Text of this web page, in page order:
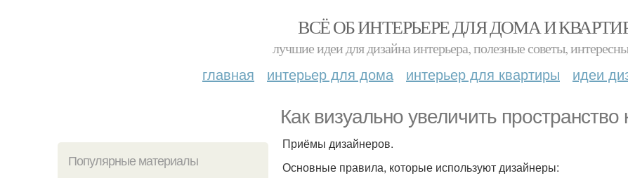
ВСЁ ОБ ИНТЕРЬЕРЕ ДЛЯ ДОМА И
лучшие идеи для дизайна интерьера, полезные советы,
главная интерьер для дома интерьер для квартиры идеи
Как визуально увеличить пространство
Популярные материалы
Приёмы дизайнеров.
Основные правила, которые используют дизайнеры: